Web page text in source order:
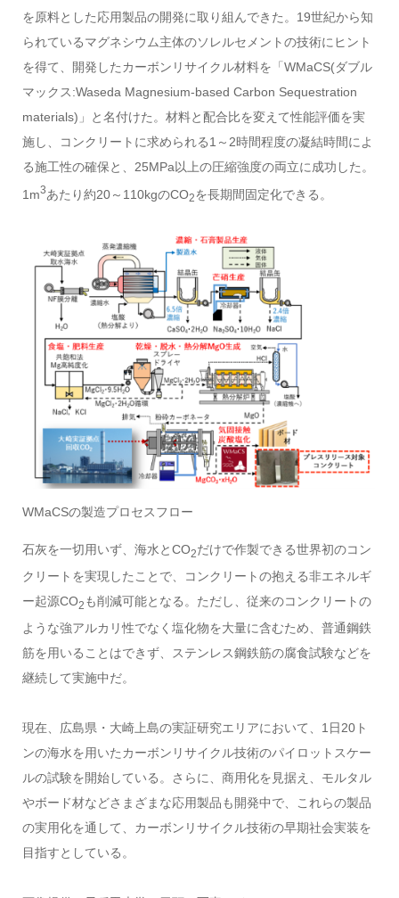
を原料とした応用製品の開発に取り組んできた。19世紀から知
られているマグネシウム主体のソレルセメントの技術にヒント
を得て、開発したカーボンリサイクル材料を「WMaCS(ダブル
マックス:Waseda Magnesium-based Carbon Sequestration
materials)」と名付けた。材料と配合比を変えて性能評価を実
施し、コンクリートに求められる1～2時間程度の凝結時間によ
る施工性の確保と、25MPa以上の圧縮強度の両立に成功した。
1m3あたり約20～110kgのCO2を長期間固定化できる。
WMaCSの製造プロセスフロー
石灰を一切用いず、海水とCO2だけで作製できる世界初のコン
クリートを実現したことで、コンクリートの抱える非エネルギ
ー起源CO2 も削減可能となる。ただし、従来のコンクリートの
ような強アルカリ性でなく塩化物を大量に含むため、普通鋼鉄
筋を用いることはできず、ステンレス鋼鉄筋の腐食試験などを
継続して実施中だ。
現在、広島県・大崎上島の実証研究エリアにおいて、1日20ト
ンの海水を用いたカーボンリサイクル技術のパイロットスケー
ルの試験を開始している。さらに、商用化を見据え、モルタル
やボード材などさまざまな応用製品も開発中で、これらの製品
の実用化を通して、カーボンリサイクル技術の早期社会実装を
目指すとしている。